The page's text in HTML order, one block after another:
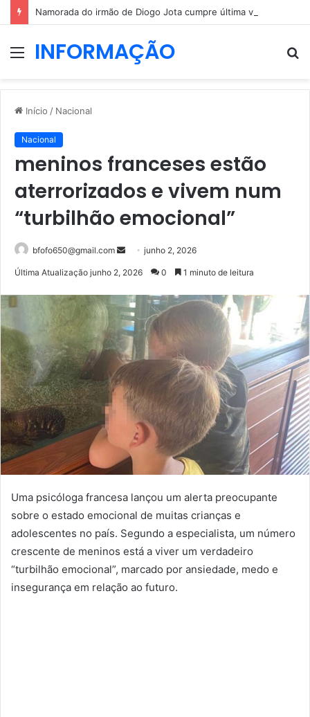
MenuINFORMAÇÃO
Início / Nacional
Nacional
meninos franceses estão
aterrorizados e vivem num
“turbilhão emocional”
bfofo650@gmail.com
Mande
mail
junho 2, 2026
Última Atualização junho 2, 2026 0 1 minuto de leitura
Uma psicóloga francesa lançou um alerta preocupante
sobre o estado emocional de muitas crianças e
adolescentes no país. Segundo a especialista, um número
crescente de meninos está a viver um verdadeiro
“turbilhão emocional”, marcado por ansiedade, medo e
insegurança em relação ao futuro.